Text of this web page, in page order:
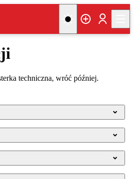
techniczna, wróć później.